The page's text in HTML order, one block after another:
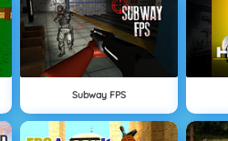
Subway FPS